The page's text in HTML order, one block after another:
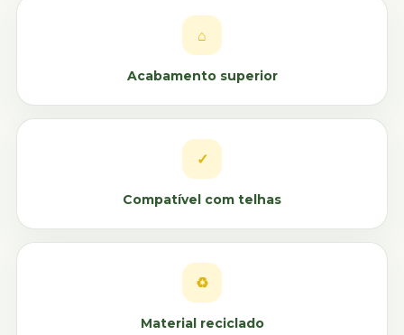
⌂
Acabamento superior
✓
Compatível com telhas
♻
Material reciclado